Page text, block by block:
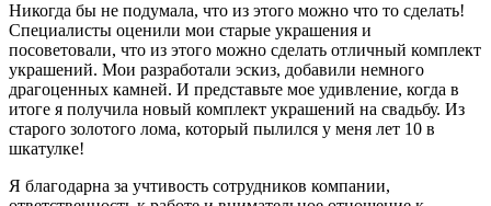
Никогда бы не подумала, что из этого можно что то сделать!
Специалисты оценили мои старые украшения и
посоветовали, что из этого можно сделать отличный комплект
украшений. Мои разработали эскиз, добавили немного
драгоценных камней. И представьте мое удивление, когда в
итоге я получила новый комплект украшений на свадьбу. Из
старого золотого лома, который пылился у меня лет 10 в
шкатулке!
Я благодарна за учтивость сотрудников компании,